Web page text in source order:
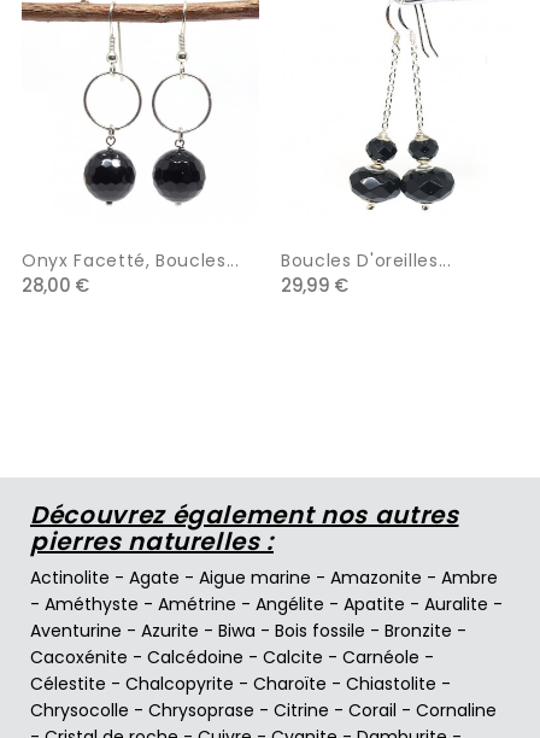
Onyx Facetté, Boucles...
28,00 €
Boucles D'oreilles...
29,99 €
Découvrez également nos autres
pierres naturelles :
Actinolite - Agate - Aigue marine - Amazonite - Ambre
- Améthyste - Amétrine - Angélite - Apatite - Auralite -
Aventurine - Azurite - Biwa - Bois fossile - Bronzite -
Cacoxénite - Calcédoine - Calcite - Carnéole -
Célestite - Chalcopyrite - Charoïte - Chiastolite -
Chrysocolle - Chrysoprase - Citrine - Corail - Cornaline